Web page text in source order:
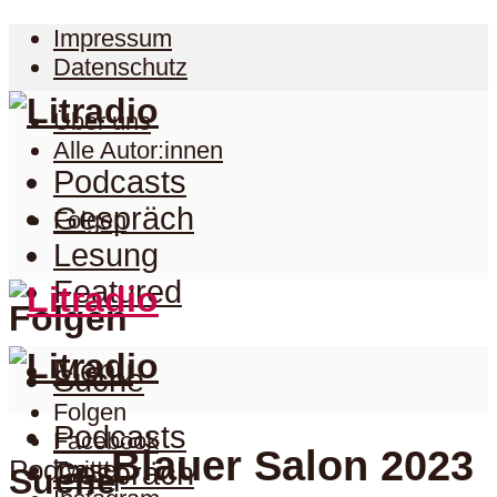
Impressum
Datenschutz
Über uns
Alle Autor:innen
Folgen
Folgen
Folgen
Facebook
Twitter
Podcasts
Gespräch
Lesung
Featured
Menu
Suche
Suche
Podcasts
Gespräch
PodcastBlauer Salon 2023